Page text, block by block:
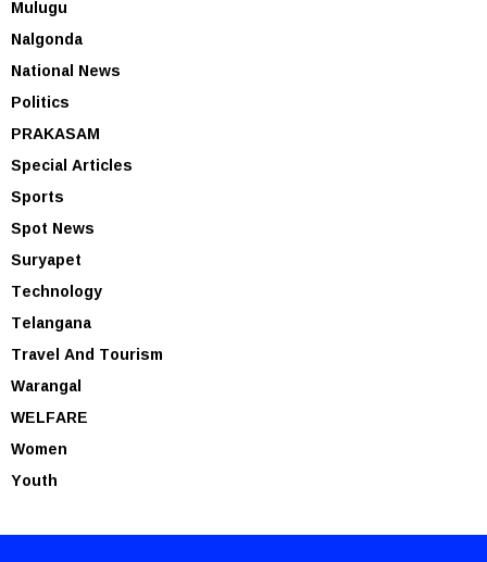
Mulugu
Nalgonda
National News
Politics
PRAKASAM
Special Articles
Sports
Spot News
Suryapet
Technology
Telangana
Travel And Tourism
Warangal
WELFARE
Women
Youth